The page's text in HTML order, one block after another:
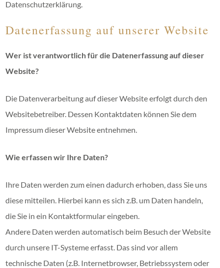
Datenschutzerklärung.
Datenerfassung auf unserer Website
Wer ist verantwortlich für die Datenerfassung auf dieser
Website?
Die Datenverarbeitung auf dieser Website erfolgt durch den
Websitebetreiber. Dessen Kontaktdaten können Sie dem
Impressum dieser Website entnehmen.
Wie erfassen wir Ihre Daten?
Ihre Daten werden zum einen dadurch erhoben, dass Sie uns
diese mitteilen. Hierbei kann es sich z.B. um Daten handeln,
die Sie in ein Kontaktformular eingeben.
Andere Daten werden automatisch beim Besuch der Website
durch unsere IT-Systeme erfasst. Das sind vor allem
technische Daten (z.B. Internetbrowser, Betriebssystem oder